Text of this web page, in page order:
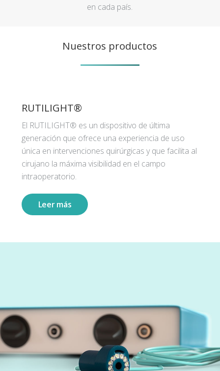
en cada país.
Nuestros productos
RUTILIGHT®
El RUTILIGHT® es un dispositivo de última
generación que ofrece una experiencia de uso
única en intervenciones quirúrgicas y que facilita al
cirujano la máxima visibilidad en el campo
intraoperatorio.
Leer más